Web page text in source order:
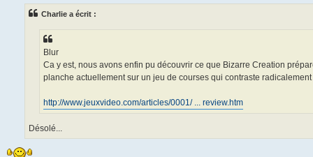
Charlie a écrit :
Blur
Ca y est, nous avons enfin pu découvrir ce que Bizarre Creation
planche actuellement sur un jeu de courses qui contraste
http://www.jeuxvideo.com/articles/0001/ ... review.htm
Désolé...